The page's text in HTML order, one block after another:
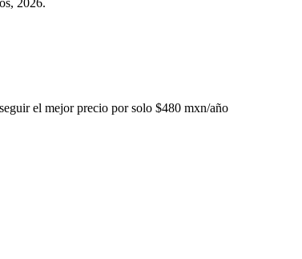
2026.
el mejor precio por solo $480 mxn/año